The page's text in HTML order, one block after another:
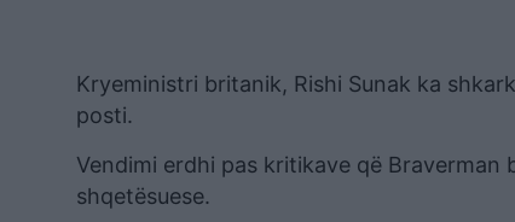
Kryeministri britanik, Rishi Sunak ka
posti.
Vendimi erdhi pas kritikave që
shqetësuese.